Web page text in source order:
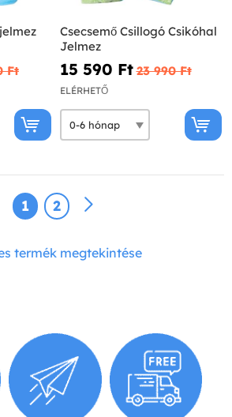
Ft‎
Csecsemő Csillogó Csikóhal
Jelmez
15 590 Ft‎ 23 990 Ft‎
ELÉRHETŐ
1 2
termék megtekintése